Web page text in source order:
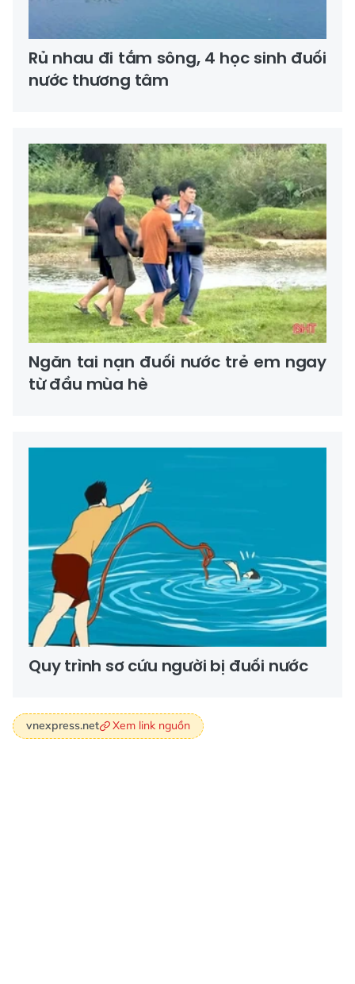
Rủ nhau đi tắm sông, 4 học sinh đuối
nước thương tâm
Ngăn tai nạn đuối nước trẻ em ngay
từ đầu mùa hè
Quy trình sơ cứu người bị đuối nước
vnexpress.net Xem link nguồn